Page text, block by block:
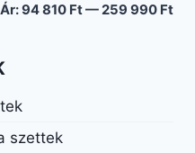
Ár:94 810 Ft—259 990 Ft
szettek